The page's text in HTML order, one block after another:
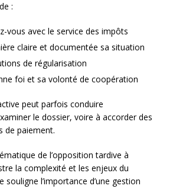
:
vous avec le service des impôts
claire et documentée sa situation
de régularisation
foi et sa volonté de coopération
peut parfois conduire
le dossier, voire à accorder des
de paiement.
de l’opposition tardive à
la complexité et les enjeux du
souligne l’importance d’une gestion